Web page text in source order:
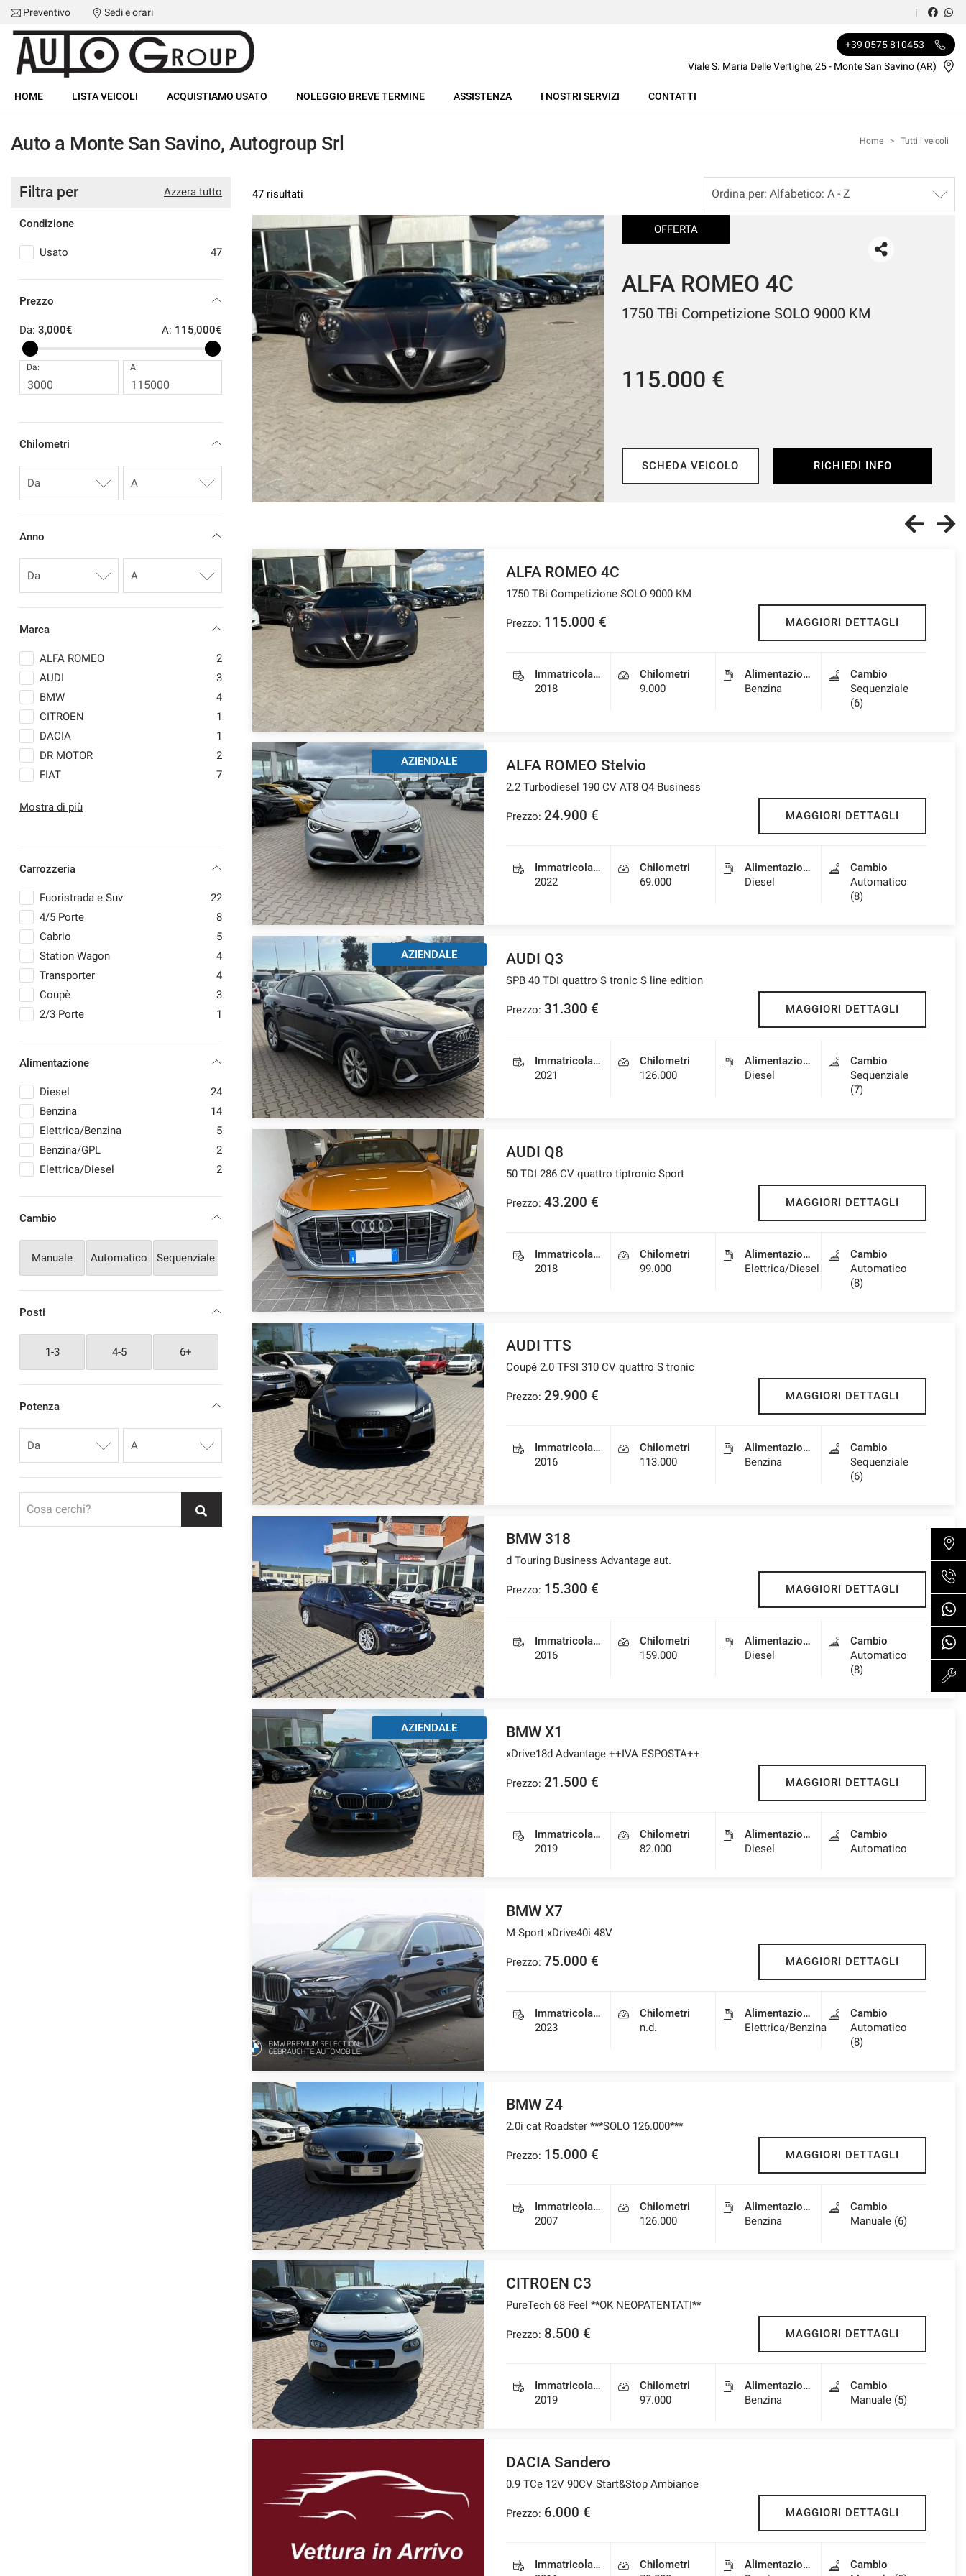
HOME
LISTA VEICOLI
ACQUISTIAMO USATO
NOLEGGIO BREVE TERMINE
ASSISTENZA
CONTATTI
Preventivo Sedi e orari
+39 0575 810453
Viale S. Maria Delle Vertighe, 25 - Monte San Savino (AR)
HOME LISTA VEICOLI ACQUISTIAMO USATO NOLEGGIO BREVE TERMINE ASSISTENZA I NOSTRI SERVIZI CONTATTI
Auto a Monte San Savino, Autogroup Srl Home > Tutti i veicoli
Azzera tutto
Filtra per
Condizione
Usato 47
Prezzo
Da: 3,000€ A: 115,000€
Da: A:
Chilometri
Anno
Marca
ALFA ROMEO
2
AUDI
3
BMW
4
CITROEN
1
DACIA
1
DR MOTOR
2
FIAT
7
JAGUAR
LAND ROVER
3
MERCEDES-BENZ
6
OPEL
1
PORSCHE
2
RENAULT
2
SMART
1
SUZUKI
1
TOYOTA
1
Mostra di più
Carrozzeria
Fuoristrada e Suv
22
4/5 Porte
8
Cabrio
5
Station Wagon
4
Transporter
4
Coupè
3
2/3 Porte
1
Alimentazione
Diesel
24
Benzina
14
Elettrica/Benzina
5
Benzina/GPL
2
Elettrica/Diesel
2
Cambio
Manuale Automatico Sequenziale
Posti
1-3 4-5 6+
Potenza
Cosa cerchi?
47 risultati
4C
RICHIEDI INFO
OFFERTA
ALFA ROMEO Stelvio
2.2 Turbodiesel 190 CV AT8 Q4 Business
24.900 €
SCHEDA VEICOLO RICHIEDI INFO
ALFA ROMEO 4C
1750 TBi Competizione SOLO 9000 KM
Prezzo: 115.000 € MAGGIORI DETTAGLI
Immatricolazione
2018
Chilometri
9.000
Alimentazione
Benzina
Cambio
Sequenziale
(6)
AZIENDALE ALFA ROMEO Stelvio
2.2 Turbodiesel 190 CV AT8 Q4 Business
Prezzo: 24.900 € MAGGIORI DETTAGLI
Immatricolazione
2022
Chilometri
69.000
Alimentazione
Diesel
Cambio
Automatico
(8)
AZIENDALE AUDI Q3
SPB 40 TDI quattro S tronic S line edition
Prezzo: 31.300 € MAGGIORI DETTAGLI
Immatricolazione
2021
Chilometri
126.000
Alimentazione
Diesel
Cambio
Sequenziale
(7)
AUDI Q8
50 TDI 286 CV quattro tiptronic Sport
Prezzo: 43.200 € MAGGIORI DETTAGLI
Immatricolazione
2018
Chilometri
99.000
Alimentazione
Elettrica/Diesel
Cambio
Automatico
(8)
AUDI TTS
Coupé 2.0 TFSI 310 CV quattro S tronic
Prezzo: 29.900 € MAGGIORI DETTAGLI
Immatricolazione
2016
Chilometri
113.000
Alimentazione
Benzina
Cambio
Sequenziale
(6)
BMW 318
d Touring Business Advantage aut.
Prezzo: 15.300 € MAGGIORI DETTAGLI
Immatricolazione
2016
Chilometri
159.000
Alimentazione
Diesel
Cambio
Automatico
(8)
AZIENDALE BMW X1
xDrive18d Advantage ++IVA ESPOSTA++
Prezzo: 21.500 € MAGGIORI DETTAGLI
Immatricolazione
2019
Chilometri
82.000
Alimentazione
Diesel
Cambio
Automatico
BMW X7
M-Sport xDrive40i 48V
Prezzo: 75.000 € MAGGIORI DETTAGLI
Immatricolazione
2023
Chilometri
n.d.
Alimentazione
Elettrica/Benzina
Cambio
Automatico
(8)
BMW Z4
2.0i cat Roadster ***SOLO 126.000***
Prezzo: 15.000 € MAGGIORI DETTAGLI
Immatricolazione
2007
Chilometri
126.000
Alimentazione
Benzina
Cambio
Manuale (6)
CITROEN C3
PureTech 68 Feel **OK NEOPATENTATI**
Prezzo: 8.500 € MAGGIORI DETTAGLI
Immatricolazione
2019
Chilometri
97.000
Alimentazione
Benzina
Cambio
Manuale (5)
DACIA Sandero
0.9 TCe 12V 90CV Start&Stop Ambiance
Prezzo: 6.000 € MAGGIORI DETTAGLI
Immatricolazione
Chilometri
Alimentazione
Cambio